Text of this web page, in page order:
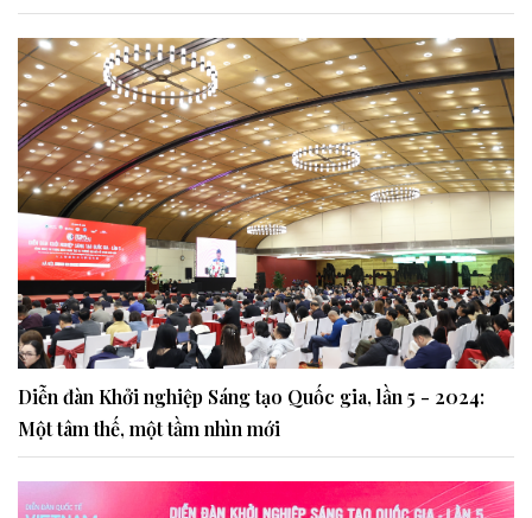
Diễn đàn Khởi nghiệp Sáng tạo Quốc gia, lần 5 - 2024:
Một tâm thế, một tầm nhìn mới